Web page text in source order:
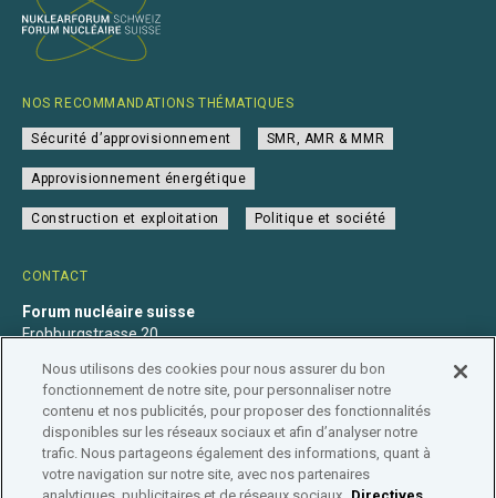
CONTACT
Forum nucléaire suisse
Frohburgstrasse 20
+41 31 560 36 50
info@nuklearforum.ch
NOS RECOMMANDATIONS THÉMATIQUES
Sécurité d’approvisionnement SMR, AMR & MMR
Approvisionnement énergétique
Construction et exploitation Politique et société
Nous utilisons des cookies pour nous assurer du bon
fonctionnement de notre site, pour personnaliser notre
contenu et nos publicités, pour proposer des fonctionnalités
disponibles sur les réseaux sociaux et afin d’analyser notre
trafic. Nous partageons également des informations, quant à
votre navigation sur notre site, avec nos partenaires